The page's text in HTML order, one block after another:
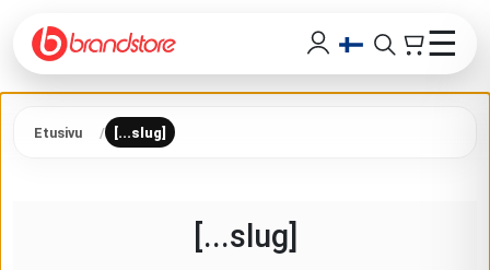
☰
Etusivu [...slug]
[...slug]